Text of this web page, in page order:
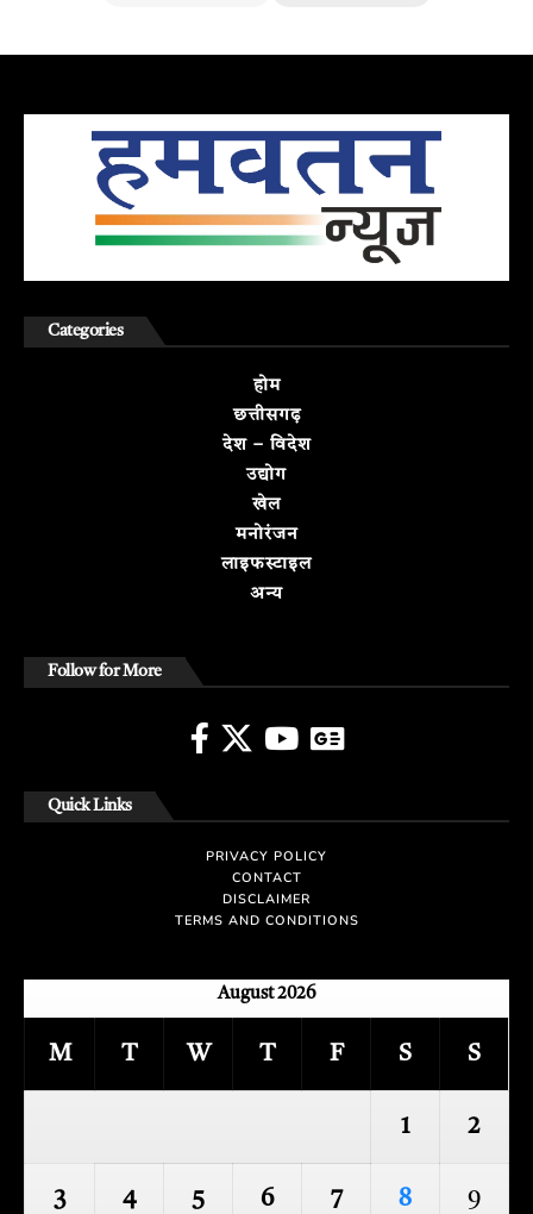
Categories
होम
छत्तीसगढ़
देश – विदेश
उद्योग
खेल
मनोरंजन
लाइफस्टाइल
अन्य
Follow for More
Quick Links
PRIVACY POLICY
CONTACT
DISCLAIMER
TERMS AND CONDITIONS
August 2026
M T W T F S S
1 2
3 4 5 6 7 8 9